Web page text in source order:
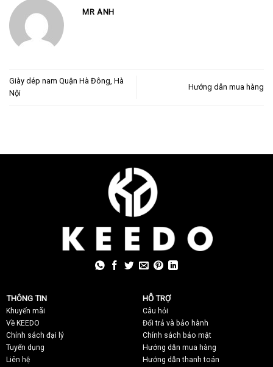
MR ANH
Giày dép nam Quận Hà Đông, Hà
Nội
Hướng dẫn mua hàng
THÔNG TIN
Khuyến mãi
Về KEEDO
Chính sách đại lý
Tuyển dụng
Liên hệ
HỖ TRỢ
Câu hỏi
Đổi trả và bảo hành
Chính sách bảo mật
Hướng dẫn mua hàng
Hướng dẫn thanh toán